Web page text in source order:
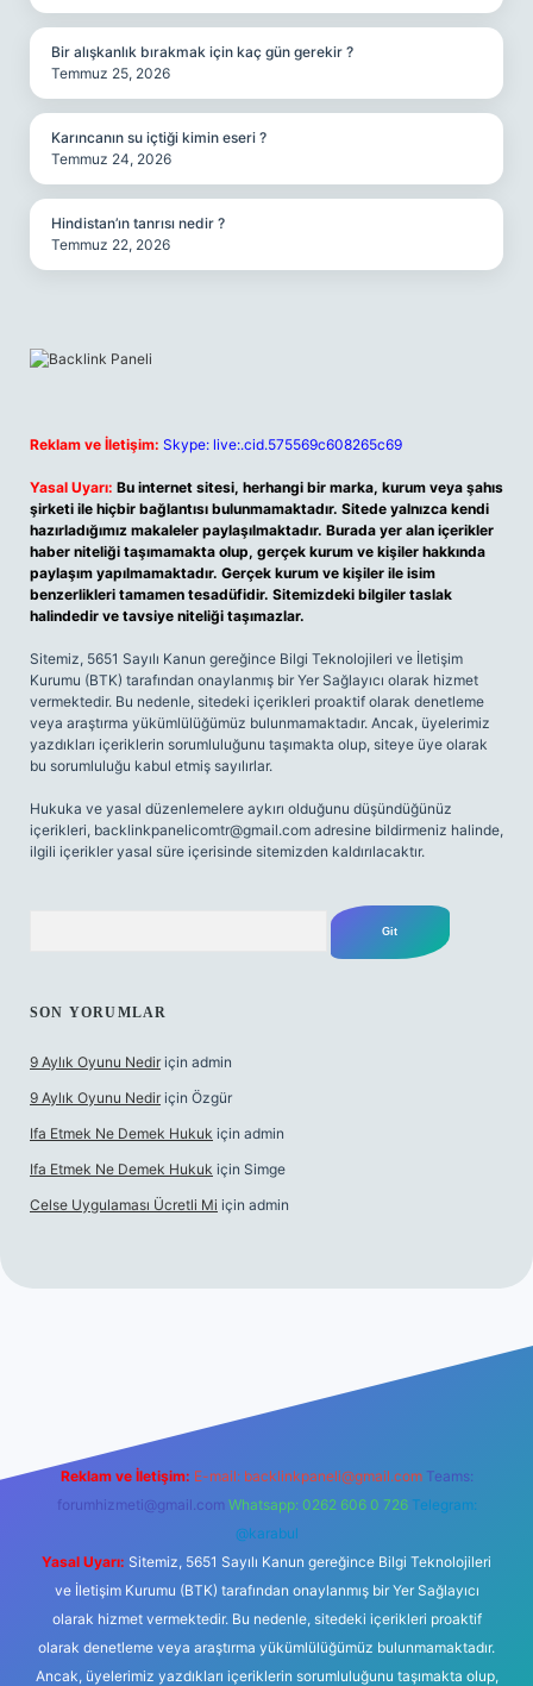
Bir alışkanlık bırakmak için kaç gün gerekir ?
Temmuz 25, 2026
Karıncanın su içtiği kimin eseri ?
Temmuz 24, 2026
Hindistan’ın tanrısı nedir ?
Temmuz 22, 2026
Reklam ve İletişim: Skype: live:.cid.575569c608265c69
Yasal Uyarı: Bu internet sitesi, herhangi bir marka, kurum veya şahıs
şirketi ile hiçbir bağlantısı bulunmamaktadır. Sitede yalnızca kendi
hazırladığımız makaleler paylaşılmaktadır. Burada yer alan içerikler
haber niteliği taşımamakta olup, gerçek kurum ve kişiler hakkında
paylaşım yapılmamaktadır. Gerçek kurum ve kişiler ile isim
benzerlikleri tamamen tesadüfidir. Sitemizdeki bilgiler taslak
halindedir ve tavsiye niteliği taşımazlar.
Sitemiz, 5651 Sayılı Kanun gereğince Bilgi Teknolojileri ve İletişim
Kurumu (BTK) tarafından onaylanmış bir Yer Sağlayıcı olarak hizmet
vermektedir. Bu nedenle, sitedeki içerikleri proaktif olarak denetleme
veya araştırma yükümlülüğümüz bulunmamaktadır. Ancak, üyelerimiz
yazdıkları içeriklerin sorumluluğunu taşımakta olup, siteye üye olarak
bu sorumluluğu kabul etmiş sayılırlar.
Hukuka ve yasal düzenlemelere aykırı olduğunu düşündüğünüz
içerikleri, backlinkpanelicomtr@gmail.com adresine bildirmeniz halinde,
ilgili içerikler yasal süre içerisinde sitemizden kaldırılacaktır.
SON YORUMLAR
9 Aylık Oyunu Nedir için admin
9 Aylık Oyunu Nedir için Özgür
Ifa Etmek Ne Demek Hukuk için admin
Ifa Etmek Ne Demek Hukuk için Simge
Celse Uygulaması Ücretli Mi için admin
Reklam ve İletişim: E-mail: backlinkpaneli@gmail.com Teams:
forumhizmeti@gmail.com Whatsapp: 0262 606 0 726 Telegram:
@karabul
Yasal Uyarı: Sitemiz, 5651 Sayılı Kanun gereğince Bilgi Teknolojileri
ve İletişim Kurumu (BTK) tarafından onaylanmış bir Yer Sağlayıcı
olarak hizmet vermektedir. Bu nedenle, sitedeki içerikleri proaktif
olarak denetleme veya araştırma yükümlülüğümüz bulunmamaktadır.
Ancak, üyelerimiz yazdıkları içeriklerin sorumluluğunu taşımakta olup,